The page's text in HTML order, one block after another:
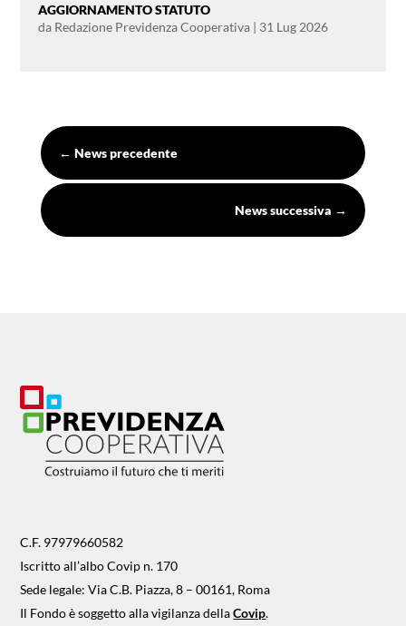
AGGIORNAMENTO STATUTO
da Redazione Previdenza Cooperativa | 31 Lug 2026
← News precedente
News successiva →
C.F. 97979660582
Iscritto all’albo Covip n. 170
Sede legale: Via C.B. Piazza, 8 – 00161, Roma
Il Fondo è soggetto alla vigilanza dellaCovip.